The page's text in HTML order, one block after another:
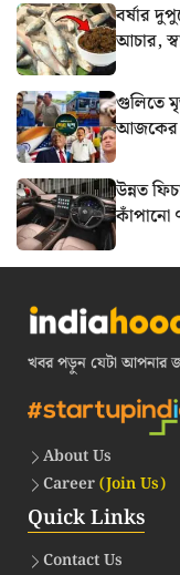
বর্ষার
আচার,
গুলিতে
আজকের
উন্নত
কাঁপানো
খবর পড়ুন যেটা আপনার
About Us
Career(Join Us)
Quick Links
Contact Us